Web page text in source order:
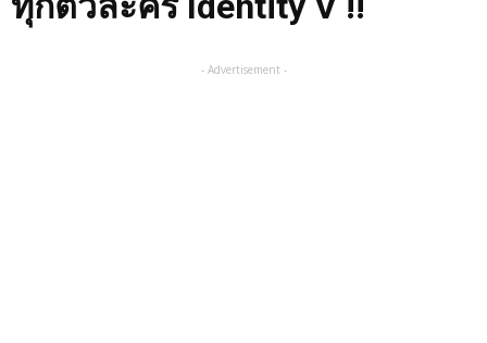
- Advertisement -